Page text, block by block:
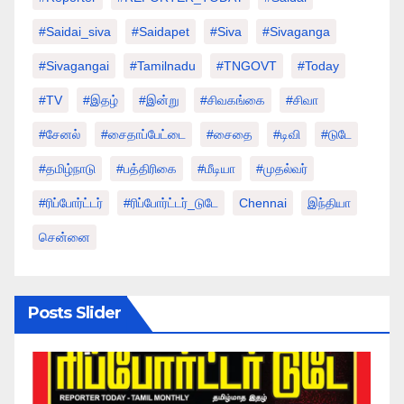
#saidai_siva #saidapet #Siva #Sivaganga
#sivagangai #tamilnadu #TNGOVT #today
#TV #இதழ் #இன்று #சிவகங்கை #சிவா
#சேனல் #சைதாப்பேட்டை #சைதை #டிவி #டுடே
#தமிழ்நாடு #பத்திரிகை #மீடியா #முதல்வர்
#ரிப்போர்ட்டர் #ரிப்போர்ட்டர்_டுடே Chennai இந்தியா
சென்னை
Posts Slider